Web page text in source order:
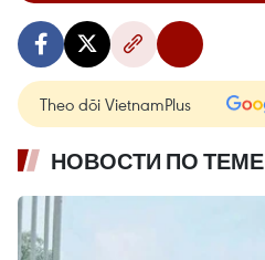
Theo dõi VietnamPlus
НОВОСТИ ПО ТЕМЕ